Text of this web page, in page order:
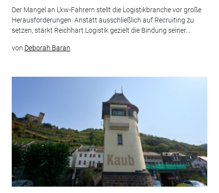
Der Mangel an Lkw-Fahrern stellt die Logistikbranche vor große
Herausforderungen. Anstatt ausschließlich auf Recruiting zu
setzen, stärkt Reichhart Logistik gezielt die Bindung seiner...
von Deborah Baran